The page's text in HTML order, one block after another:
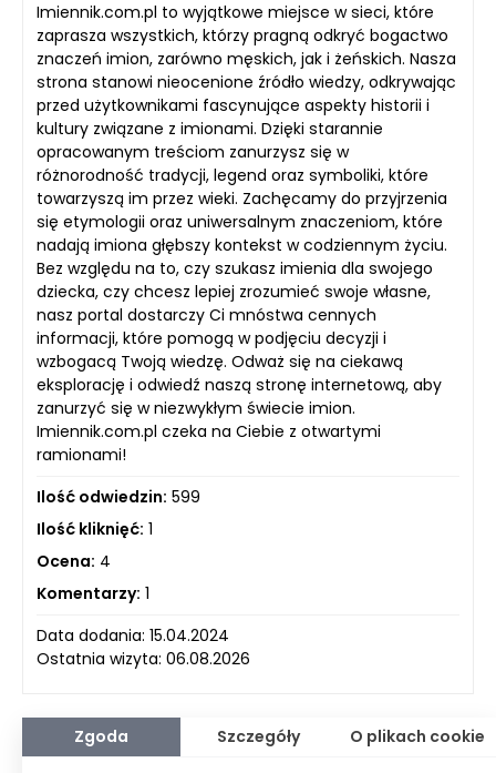
Imiennik.com.pl to wyjątkowe miejsce w sieci, które
zaprasza wszystkich, którzy pragną odkryć bogactwo
znaczeń imion, zarówno męskich, jak i żeńskich. Nasza
strona stanowi nieocenione źródło wiedzy, odkrywając
przed użytkownikami fascynujące aspekty historii i
kultury związane z imionami. Dzięki starannie
opracowanym treściom zanurzysz się w
różnorodność tradycji, legend oraz symboliki, które
towarzyszą im przez wieki. Zachęcamy do przyjrzenia
się etymologii oraz uniwersalnym znaczeniom, które
nadają imiona głębszy kontekst w codziennym życiu.
Bez względu na to, czy szukasz imienia dla swojego
dziecka, czy chcesz lepiej zrozumieć swoje własne,
nasz portal dostarczy Ci mnóstwa cennych
informacji, które pomogą w podjęciu decyzji i
wzbogacą Twoją wiedzę. Odważ się na ciekawą
eksplorację i odwiedź naszą stronę internetową, aby
zanurzyć się w niezwykłym świecie imion.
Imiennik.com.pl czeka na Ciebie z otwartymi
ramionami!
Ilość odwiedzin: 599
Ilość kliknięć: 1
Ocena: 4
Komentarzy: 1
Data dodania: 15.04.2024
Ostatnia wizyta: 06.08.2026
Zgoda Szczegóły O plikach cookie